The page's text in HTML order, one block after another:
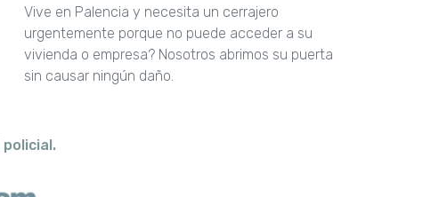
Vive en Palencia y necesita un cerrajero
urgentemente porque no puede acceder a su
vivienda o empresa? Nosotros abrimos su puerta
sin causar ningún daño.